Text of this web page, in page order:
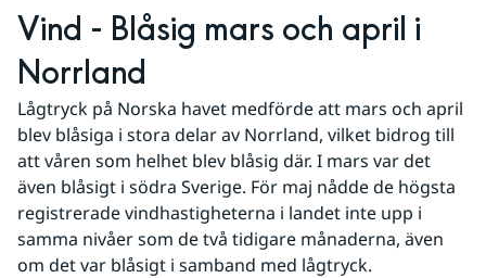
Vind - Blåsig mars och april i
Norrland
Lågtryck på Norska havet medförde att mars och april
blev blåsiga i stora delar av Norrland, vilket bidrog till
att våren som helhet blev blåsig där. I mars var det
även blåsigt i södra Sverige. För maj nådde de högsta
registrerade vindhastigheterna i landet inte upp i
samma nivåer som de två tidigare månaderna, även
om det var blåsigt i samband med lågtryck.